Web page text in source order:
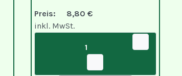
Preis:
8,80 €
inkl. MwSt.